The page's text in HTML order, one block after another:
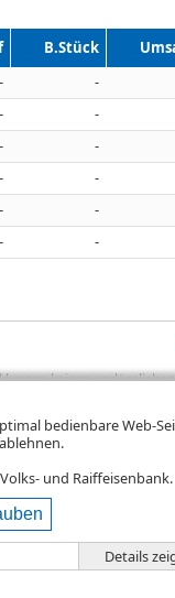
bedienbare Web-
und Raiffeisenbank.
Details
B.Stück
- -
- -
- -
- -
- -
- -
keinen
sind
Oftmals kommen auch
bereinigte
Falls Kurse in